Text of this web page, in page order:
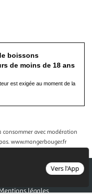
Vers l'App
boissons
de moins de 18 ans
est exigée au moment de la
consommer avec modération
www.mangerbouger.fr
légales